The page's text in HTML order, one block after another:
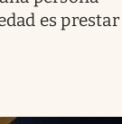
es prestar